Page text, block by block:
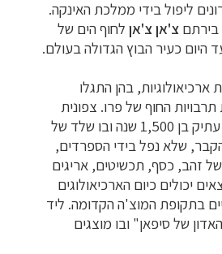
ליפול בידי ממלכת האינקה.
בירתם צ'אן צ'אן לחוף הים של
היום כעיר הבוץ הגדולה בעולם.
ארכיאולוגיות, בהן התגלו
תרבויות החוף של פרו. צפונית
לטרוחיו התגלה קבר עתיק בן 1,500 שנה ובו שלד של
שלא נפל בידי הספרדים,
של זהב, כסף, תכשיטים, אריגים
יכולים כיום הארכיאולוגים
בתקופת המוצ'ה הקדומה. ליד
של סיפאן" ובו מוצגים